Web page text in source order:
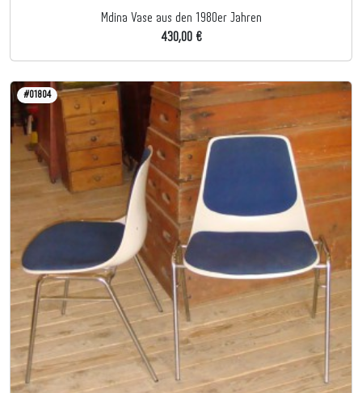
Mdina Vase aus den 1980er Jahren
430,00 €
#01804